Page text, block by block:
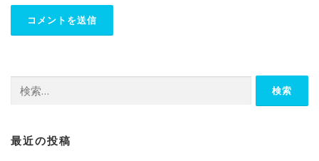
索:
最近の投稿